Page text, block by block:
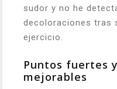
sudor y no he
decoloraciones tras
ejercicio.
Puntos fuertes
mejorables